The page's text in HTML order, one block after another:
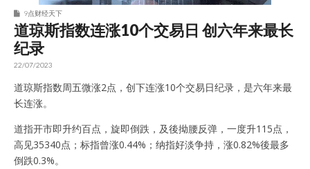
9点财经天下
道琼斯指数连涨10个交易日 创六年来最长
纪录
22/07/2023
道琼斯指数周五微涨2点，创下连涨10个交易日纪录，是六年来最
长连涨。
道指开市即升约百点，旋即倒跌，及後拗腰反弹，一度升115点，
高见35340点；标指曾涨0.44%；纳指好淡争持，涨0.82%後最多
倒跌0.3%。